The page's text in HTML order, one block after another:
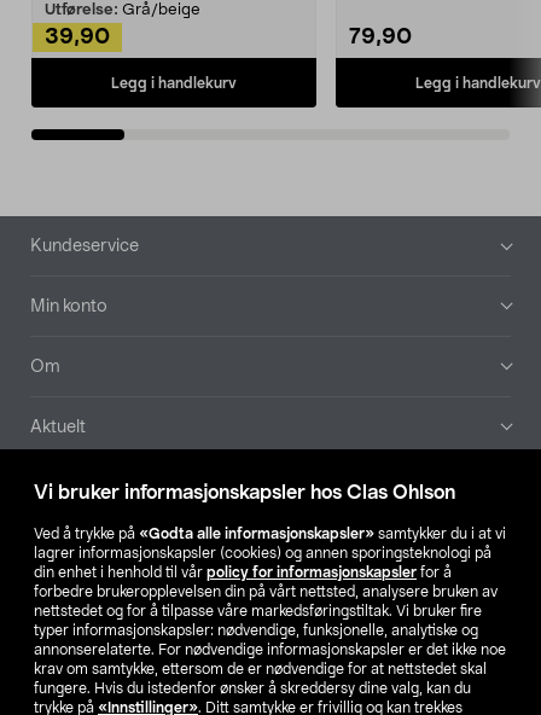
Vi bruker informasjonskapsler hos Clas Ohlson
Ved å trykke på «Godta alle informasjonskapsler» samtykker du i at vi
lagrer informasjonskapsler (cookies) og annen sporingsteknologi på
din enhet i henhold til vår policy for informasjonskapsler for å
forbedre brukeropplevelsen din på vårt nettsted, analysere bruken av
nettstedet og for å tilpasse våre markedsføringstiltak. Vi bruker fire
typer informasjonskapsler: nødvendige, funksjonelle, analytiske og
annonserelaterte. For nødvendige informasjonskapsler er det ikke noe
krav om samtykke, ettersom de er nødvendige for at nettstedet skal
fungere. Hvis du istedenfor ønsker å skreddersy dine valg, kan du
trykke på «Innstillinger». Ditt samtykke er frivillig og kan trekkes
Utførelse: Grå/beige
39,90
Legg i handlekurv
79,90
Legg i handlekurv
Bunntekst
Kundeservice
Min konto
Om
Aktuelt
Våre selskaper
Finn din butikk
SE NO FI